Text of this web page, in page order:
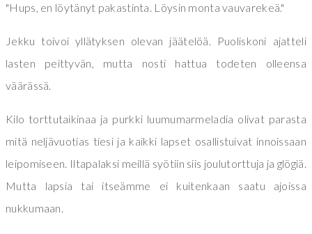
"Hups, en löytänyt pakastinta. Löysin monta vauvarekeä."
Jekku toivoi yllätyksen olevan jäätelöä. Puoliskoni ajatteli
lasten peittyvän, mutta nosti hattua todeten olleensa
väärässä.
Kilo torttutaikinaa ja purkki luumumarmeladia olivat parasta
mitä neljävuotias tiesi ja kaikki lapset osallistuivat innoissaan
leipomiseen. Iltapalaksi meillä syötiin siis joulutorttuja ja glögiä.
Mutta lapsia tai itseämme ei kuitenkaan saatu ajoissa
nukkumaan.